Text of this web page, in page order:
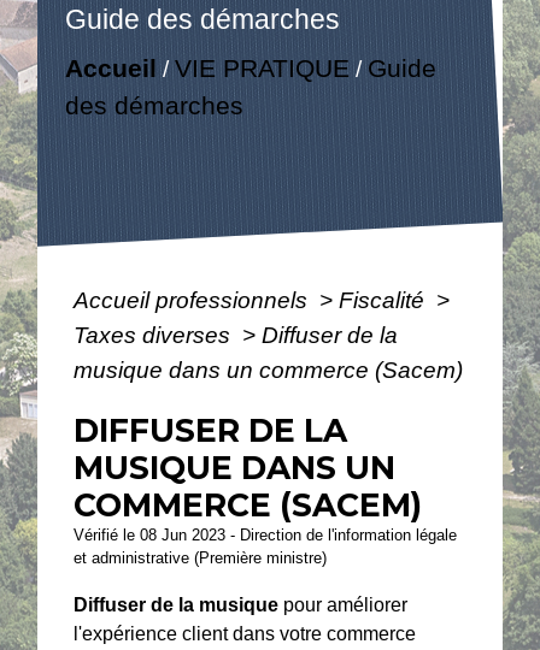
Guide des démarches
Accueil /VIE PRATIQUE / Guide
des démarches
Accueil professionnels > Fiscalité >
Taxes diverses > Diffuser de la
musique dans un commerce (Sacem)
DIFFUSER DE LA
MUSIQUE DANS UN
COMMERCE (SACEM)
Vérifié le 08 Jun 2023 - Direction de l'information légale
et administrative (Première ministre)
Diffuser de la musique pour améliorer
l'expérience client dans votre commerce